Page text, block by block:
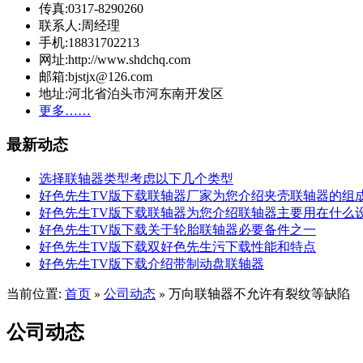
传真:0317-8290260
联系人:周经理
手机:18831702213
网址:http://www.shdchq.com
邮箱:bjstjx@126.com
地址:河北省泊头市河东南开发区
更多……
最新动态
选择联轴器类型考虑以下几个类型
好色先生TV版下载联轴器厂家为您介绍夹壳联轴器的组
好色先生TV版下载联轴器为您介绍联轴器主要用在什么
好色先生TV版下载关于轮胎联轴器必要备件之一
好色先生TV版下载双好色先生污下载性能和特点
好色先生TV版下载介绍带制动盘联轴器
当前位置: 首页 » 公司动态 » 万向联轴器不允许有裂纹等缺陷
公司动态